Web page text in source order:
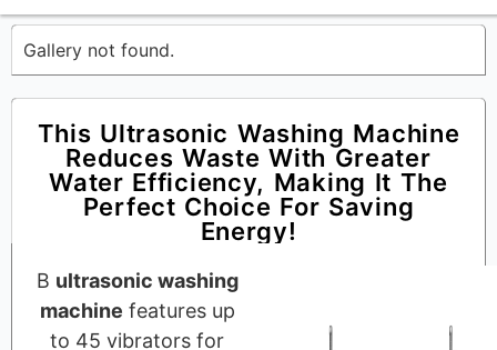
Gallery not found.
This Ultrasonic Washing Machine
Reduces Waste With Greater
Water Efficiency, Making It The
Perfect Choice For Saving
Energy!
В ultrasonic washing
machine features up
to 45 vibrators for